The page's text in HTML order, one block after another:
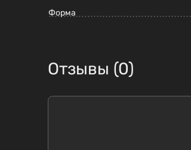
Форма
Отзывы (0)